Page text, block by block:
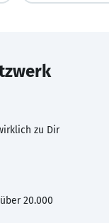
zu Dir
20.000